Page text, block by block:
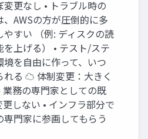
変更なし • トラブル時の
、AWSの方が圧倒的に多
やすい （例: ディスクの読
を上げる） • テスト/ステ
境を自由に作って、いつ
れる ☁ 体制変更：大きく
業務の専門家としての既
しない • インフラ部分で
専門家に参画してもらう